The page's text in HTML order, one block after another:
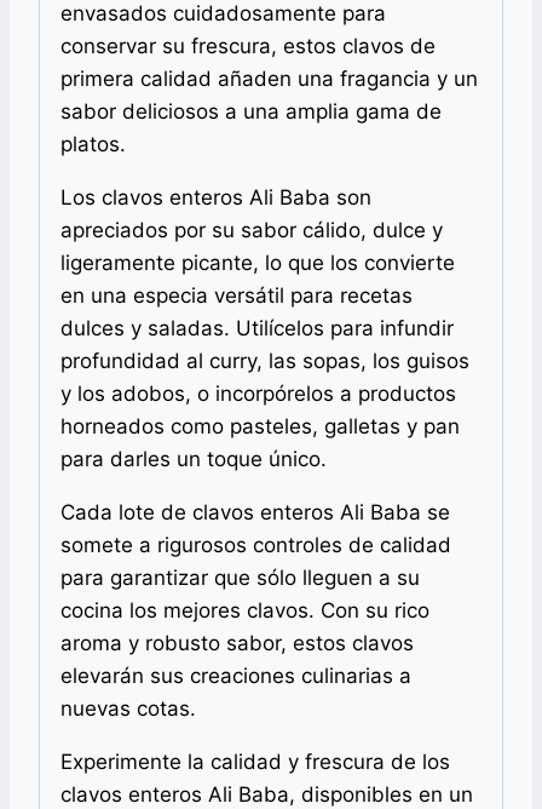
envasados cuidadosamente para
conservar su frescura, estos clavos de
primera calidad añaden una fragancia y un
sabor deliciosos a una amplia gama de
platos.
Los clavos enteros Ali Baba son
apreciados por su sabor cálido, dulce y
ligeramente picante, lo que los convierte
en una especia versátil para recetas
dulces y saladas. Utilícelos para infundir
profundidad al curry, las sopas, los guisos
y los adobos, o incorpórelos a productos
horneados como pasteles, galletas y pan
para darles un toque único.
Cada lote de clavos enteros Ali Baba se
somete a rigurosos controles de calidad
para garantizar que sólo lleguen a su
cocina los mejores clavos. Con su rico
aroma y robusto sabor, estos clavos
elevarán sus creaciones culinarias a
nuevas cotas.
Experimente la calidad y frescura de los
clavos enteros Ali Baba, disponibles en un